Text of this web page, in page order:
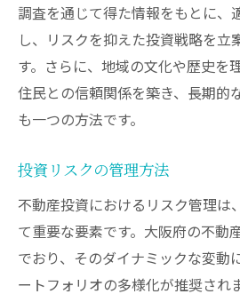
投資計画の立案
市場調査の実施方法
信頼できるパートナー
資金調達の戦略
投資後の定期的な評価
調査を通じて得た情報をもとに、
し、リスクを抑えた投資戦略を立
す。さらに、地域の文化や歴史を
住民との信頼関係を築き、長期的
も一つの方法です。
投資リスクの管理方法
不動産投資におけるリスク管理は
て重要な要素です。大阪府の不動
でおり、そのダイナミックな変動
ートフォリオの多様化が推奨され